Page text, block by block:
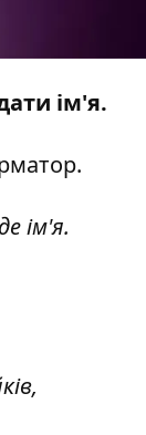
ім'я.
.
ім'я.